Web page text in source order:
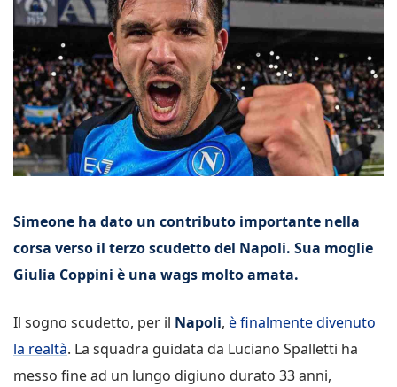
Simeone ha dato un contributo importante nella
corsa verso il terzo scudetto del Napoli. Sua moglie
Giulia Coppini è una wags molto amata.
Il sogno scudetto, per il Napoli, è finalmente divenuto
la realtà. La squadra guidata da Luciano Spalletti ha
messo fine ad un lungo digiuno durato 33 anni,